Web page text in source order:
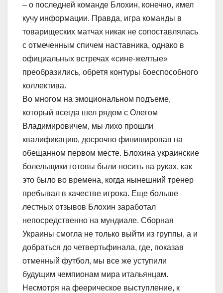
– о последней команде Блохин, конечно, имел
кучу информации. Правда, игра команды в
товарищеских матчах никак не сопоставлялась
с отмеченным спичем наставника, однако в
официальных встречах «сине-желтые»
преобразились, обретя контуры боеспособного
коллектива.
Во многом на эмоциональном подъеме,
который всегда шел рядом с Олегом
Владимировичем, мы лихо прошли
квалификацию, досрочно финишировав на
обещанном первом месте. Блохина украинские
болельщики готовы были носить на руках, как
это было во времена, когда нынешний тренер
пребывал в качестве игрока. Еще больше
лестных отзывов Блохин заработал
непосредственно на мундиале. Сборная
Украины смогла не только выйти из группы, а и
добраться до четвертьфинала, где, показав
отменный футбол, мы все же уступили
будущим чемпионам мира итальянцам.
Несмотря на феерическое выступление, к